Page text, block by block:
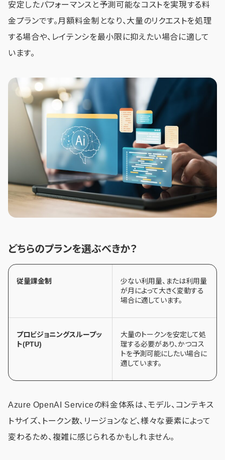
安定したパフォーマンスと予測可能なコストを実現する料
金プランです。月額料金制となり、大量のリクエストを処理
する場合や、レイテンシを最小限に抑えたい場合に適して
います。
どちらのプランを選ぶべきか？
従量課金制
少ない利用量、または利用量
が月によって大きく変動する
場合に適しています。
プロビジョニングスループッ
ト(PTU)
大量のトークンを安定して処
理する必要があり、かつコス
トを予測可能にしたい場合に
適しています。
Azure OpenAI Serviceの料金体系は、モデル、コンテキス
トサイズ、トークン数、リージョンなど、様々な要素によって
変わるため、複雑に感じられるかもしれません。